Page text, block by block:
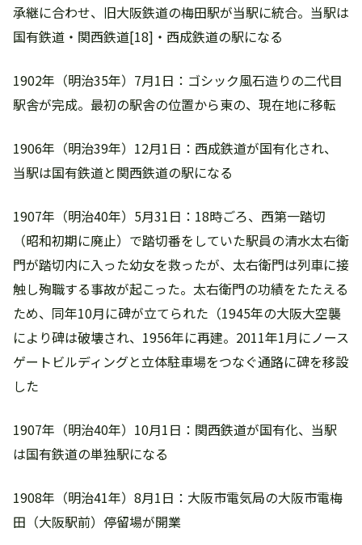
承継に合わせ、旧大阪鉄道の梅田駅が当駅に統合。当駅は
国有鉄道・関西鉄道[18]・西成鉄道の駅になる
1902年（明治35年）7月1日：ゴシック風石造りの二代目
駅舎が完成。最初の駅舎の位置から東の、現在地に移転
1906年（明治39年）12月1日：西成鉄道が国有化され、
当駅は国有鉄道と関西鉄道の駅になる
1907年（明治40年）5月31日：18時ごろ、西第一踏切
（昭和初期に廃止）で踏切番をしていた駅員の清水太右衛
門が踏切内に入った幼女を救ったが、太右衛門は列車に接
触し殉職する事故が起こった。太右衛門の功績をたたえる
ため、同年10月に碑が立てられた（1945年の大阪大空襲
により碑は破壊され、1956年に再建。2011年1月にノース
ゲートビルディングと立体駐車場をつなぐ通路に碑を移設
した
1907年（明治40年）10月1日：関西鉄道が国有化、当駅
は国有鉄道の単独駅になる
1908年（明治41年）8月1日：大阪市電気局の大阪市電梅
田（大阪駅前）停留場が開業